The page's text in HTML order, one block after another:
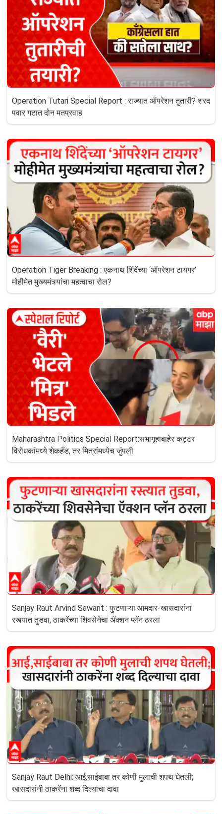
Operation Tutari Special Report : राज्यात ऑपरेशन तुतारी? शरद
पवार गटात दोन मतप्रवाह
Operation Tiger Breaking : एकनाथ शिंदेंच्या ‘ऑपरेशन टायगर’
मोहीमेत मुख्यमंत्र्यांचा महत्वाचा रोल?
Maharashtra Politics Special Report:सभागृहाबाहेर कट्टर
विरोधकांमध्ये शेकहँड, तर मित्रांमध्येच जुंपली
Sanjay Raut Arvind Sawant : फुटणाऱ्या आमदार-खासदारांना
रस्त्यात तुडवा, ठाकरेंच्या शिवसेनेचा ॲक्शन प्लॅन ठरला
Sanjay Raut Delhi: आई,साईबाबा तर कोणी मुलाची शपथ घेतली;
खासदारांनी ठाकरेंना शब्द दिल्याचा दावा